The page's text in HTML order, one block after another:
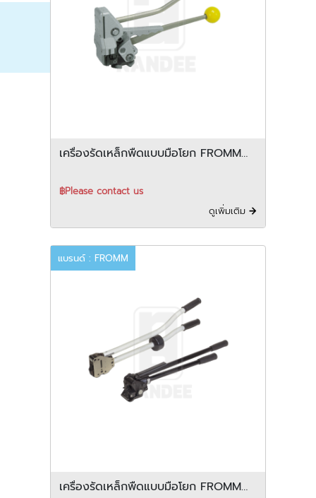
เครื่องรัดเหล็กพืดแบบมือโยก FROMM
฿Please contact us
ดูเพิ่มเติม
แบรนด์ : FROMM
เครื่องรัดเหล็กพืดแบบมือโยก FROMM